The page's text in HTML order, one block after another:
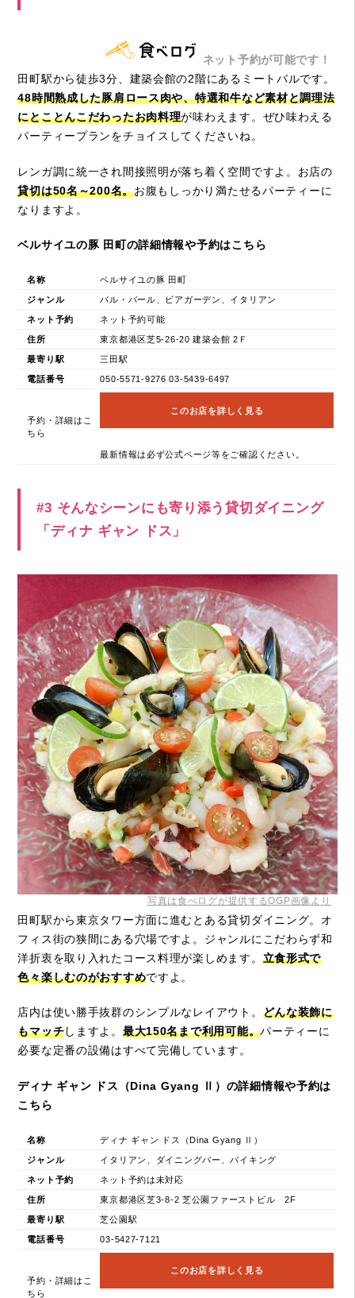
ネット予約が可能です！
田町駅から徒歩3分、建築会館の2階にあるミートバルです。
48時間熟成した豚肩ロース肉や、特選和牛など素材と調理法
にとことんこだわったお肉料理が味わえます。ぜひ味わえる
パーティープランをチョイスしてくださいね。
レンガ調に統一され間接照明が落ち着く空間ですよ。お店の
貸切は50名～200名。お腹もしっかり満たせるパーティーに
なりますよ。
ベルサイユの豚 田町の詳細情報や予約はこちら
名称 ベルサイユの豚 田町
ジャンル バル・バール、ビアガーデン、イタリアン
ネット予約 ネット予約可能
住所 東京都港区芝5-26-20 建築会館 2Ｆ
最寄り駅 三田駅
電話番号 050-5571-9276 03-5439-6497
予約・詳細はこ
ちら
このお店を詳しく見る
最新情報は必ず公式ページ等をご確認ください。
#3 そんなシーンにも寄り添う貸切ダイニング
「ディナ ギャン ドス」
写真は食べログが提供するOGP画像より
田町駅から東京タワー方面に進むとある貸切ダイニング。オ
フィス街の狭間にある穴場ですよ。ジャンルにこだわらず和
洋折衷を取り入れたコース料理が楽しめます。 立食形式で
色々楽しむのがおすすめですよ。
店内は使い勝手抜群のシンプルなレイアウト。 どんな装飾に
もマッチしますよ。 最大150名まで利用可能。パーティーに
必要な定番の設備はすべて完備しています。
ディナ ギャン ドス（Dina Gyang Ⅱ）の詳細情報や予約は
こちら
名称 ディナ ギャン ドス（Dina Gyang Ⅱ）
ジャンル イタリアン、ダイニングバー、バイキング
ネット予約 ネット予約は未対応
住所 東京都港区芝3-8-2 芝公園ファーストビル 2F
最寄り駅 芝公園駅
電話番号 03-5427-7121
予約・詳細はこ
ちら
このお店を詳しく見る